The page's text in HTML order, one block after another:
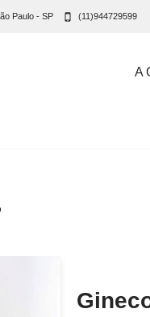
Paulo - SP (11)944729599
A